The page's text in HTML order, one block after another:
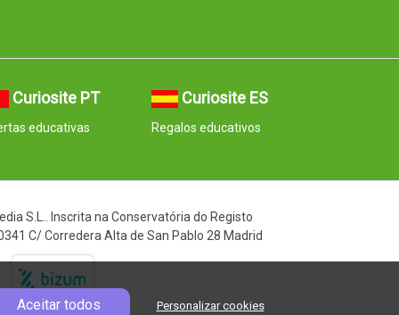
Curiosite PT
educativas
Curiosite ES
Regalos educativos
S.L.. Inscrita na Conservatória do Registo
C/ Corredera Alta de San Pablo 28 Madrid
Aceitar todos Personalizar cookies